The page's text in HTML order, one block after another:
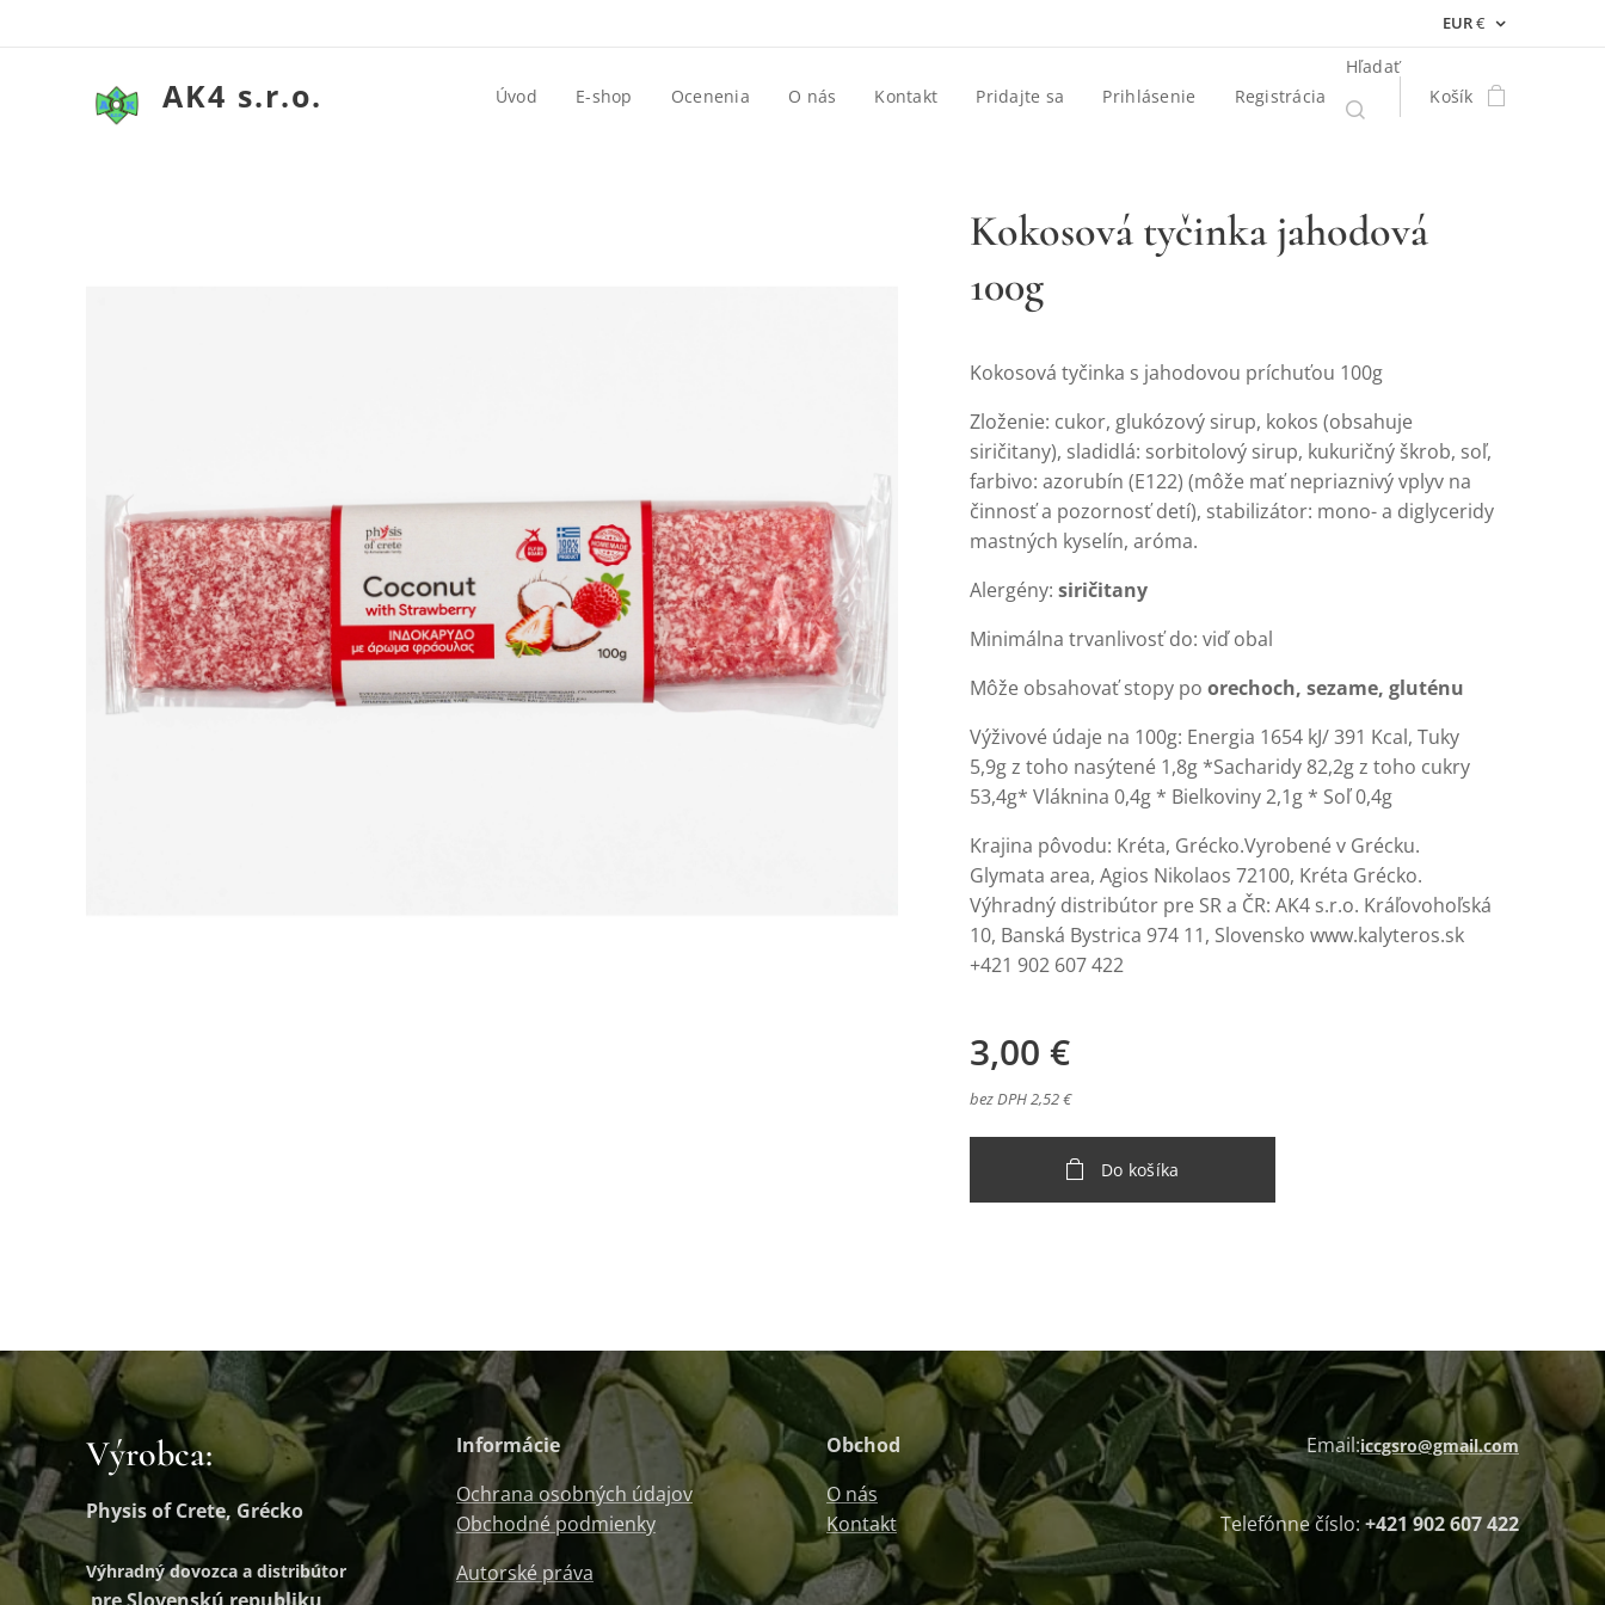
EUR€
AK4 s.r.o. Úvod E-shop Ocenenia O nás Kontakt Pridajte sa Prihlásenie Registrácia
Hľadať
Košík
Kokosová tyčinka jahodová
100g
Kokosová tyčinka s jahodovou príchuťou 100g
Zloženie: cukor, glukózový sirup, kokos (obsahuje
siričitany), sladidlá: sorbitolový sirup, kukuričný škrob, soľ,
farbivo: azorubín (E122) (môže mať nepriaznivý vplyv na
činnosť a pozornosť detí), stabilizátor: mono- a diglyceridy
mastných kyselín, aróma.
Alergény: siričitany
Minimálna trvanlivosť do: viď obal
Môže obsahovať stopy po orechoch, sezame, gluténu
Výživové údaje na 100g: Energia 1654 kJ/ 391 Kcal, Tuky
5,9g z toho nasýtené 1,8g *Sacharidy 82,2g z toho cukry
53,4g* Vláknina 0,4g * Bielkoviny 2,1g * Soľ 0,4g
Krajina pôvodu: Kréta, Grécko.Vyrobené v Grécku.
Glymata area, Agios Nikolaos 72100, Kréta Grécko.
Výhradný distribútor pre SR a ČR: AK4 s.r.o. Kráľovohoľská
10, Banská Bystrica 974 11, Slovensko www.kalyteros.sk
+421 902 607 422
3,00 €
bez DPH 2,52 €
Do košíka
Výrobca:
Physis of Crete, Grécko
Výhradný dovozca a distribútor
Informácie
Ochrana osobných údajov
Obchodné podmienky
Autorské práva
Obchod
O nás
Kontakt
Email:iccgsro@gmail.com
Telefónne číslo: +421 902 607 422